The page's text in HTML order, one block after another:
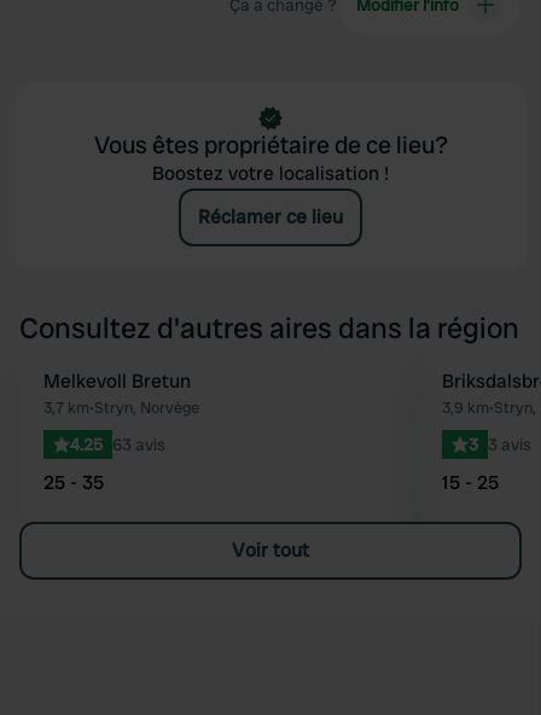
Ça a changé ? Modifier l’info
Vous êtes propriétaire de ce lieu?
Boostez votre localisation !
Réclamer ce lieu
Consultez d'autres aires dans la région
Préféré
Melkevoll Bretun
3,7 km•Stryn, Norvège
4.25 63 avis
25 - 35
3,9 km•Stryn,
3 3 avis
15 - 25
Voir tout